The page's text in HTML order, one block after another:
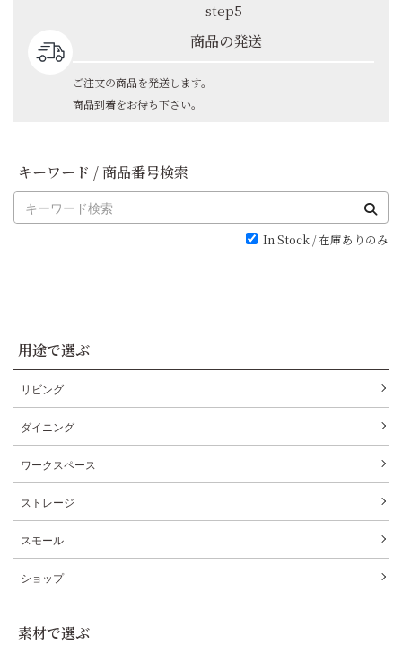
step5
商品の発送
ご注文の商品を発送します。
商品到着をお待ち下さい。
キーワード / 商品番号検索
In Stock / 在庫ありのみ
用途で選ぶ
リビング
ダイニング
ワークスペース
ストレージ
スモール
ショップ
素材で選ぶ